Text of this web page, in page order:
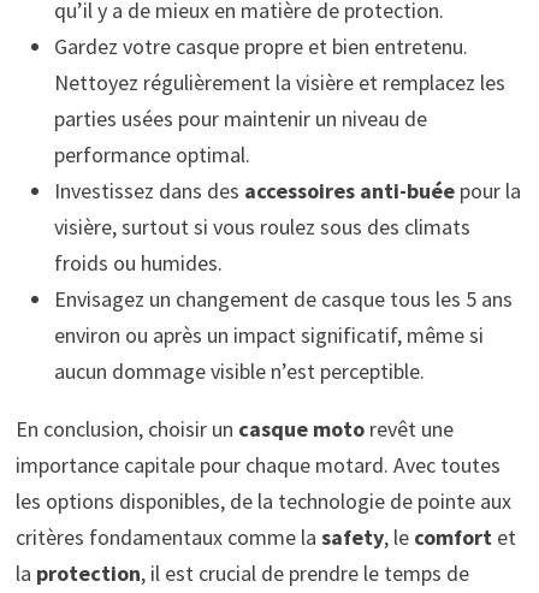
qu’il y a de mieux en matière de protection.
Gardez votre casque propre et bien entretenu.
Nettoyez régulièrement la visière et remplacez les
parties usées pour maintenir un niveau de
performance optimal.
Investissez dans des accessoires anti-buéepour la
visière, surtout si vous roulez sous des climats
froids ou humides.
Envisagez un changement de casque tous les 5 ans
environ ou après un impact significatif, même si
aucun dommage visible n’est perceptible.
En conclusion, choisir un casque motorevêt une
importance capitale pour chaque motard. Avec toutes
les options disponibles, de la technologie de pointe aux
critères fondamentaux comme la safety, le comfortet
la protection, il est crucial de prendre le temps de